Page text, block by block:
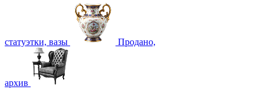
статуэтки, вазы Продано,
архив